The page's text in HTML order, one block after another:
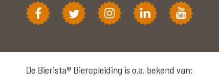
De Bierista® Bieropleiding is o.a. bekend van: